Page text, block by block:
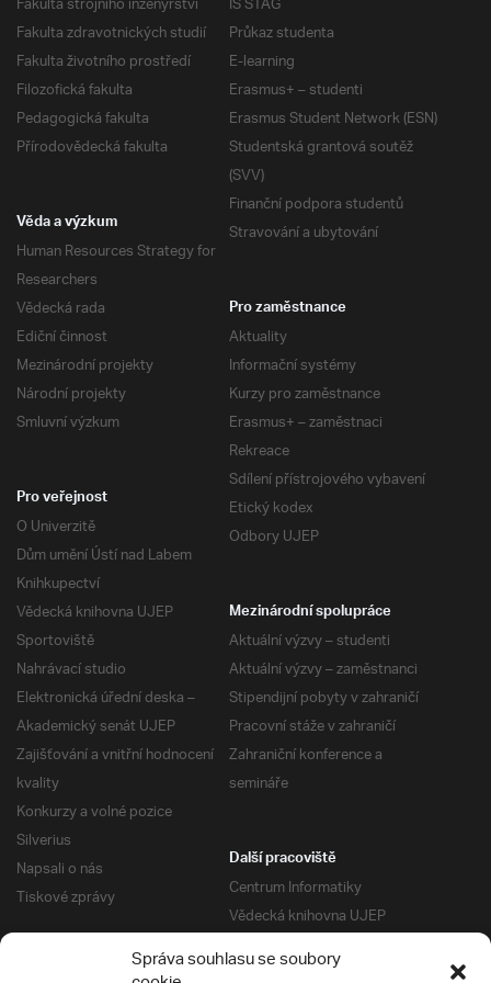
Správa souhlasu se soubory
Fakulta zdravotnických studií
Fakulta životního prostředí
Filozofická fakulta
Pedagogická fakulta
Přírodovědecká fakulta
Průkaz studenta
E-learning
Erasmus+ – studenti
Erasmus Student Network (ESN)
Studentská grantová soutěž
(SVV)
Finanční podpora studentů
Stravování a ubytování
Věda a výzkum
Human Resources Strategy for
Researchers
Vědecká rada
Ediční činnost
Mezinárodní projekty
Národní projekty
Smluvní výzkum
Pro zaměstnance
Aktuality
Informační systémy
Kurzy pro zaměstnance
Erasmus+ – zaměstnaci
Rekreace
Sdílení přístrojového vybavení
Etický kodex
Odbory UJEP
Pro veřejnost
O Univerzitě
Dům umění Ústí nad Labem
Knihkupectví
Vědecká knihovna UJEP
Sportoviště
Nahrávací studio
Elektronická úřední deska –
Akademický senát UJEP
Zajišťování a vnitřní hodnocení
kvality
Konkurzy a volné pozice
Silverius
Napsali o nás
Tiskové zprávy
Mezinárodní spolupráce
Aktuální výzvy – studenti
Aktuální výzvy – zaměstnanci
Stipendijní pobyty v zahraničí
Pracovní stáže v zahraničí
Zahraniční konference a
semináře
Další pracoviště
Centrum Informatiky
Vědecká knihovna UJEP
Správa kolejí a menz
Univerzitní centrum podpory